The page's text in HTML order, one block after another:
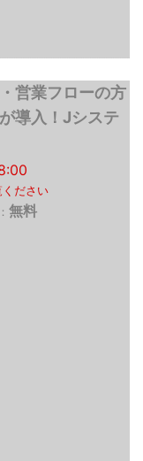
営業フローの方
導入！Jシステ
ださい
無料